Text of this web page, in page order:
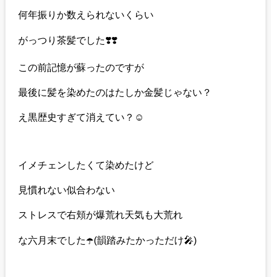
何年振りか数えられないくらい
がっつり茶髪でした❣️❣️
この前記憶が蘇ったのですが
最後に髪を染めたのはたしか金髪じゃない？
え黒歴史すぎて消えてい？☺️
イメチェンしたくて染めたけど
見慣れない似合わない
ストレスで右頬が爆荒れ天気も大荒れ
な六月末でした☂️(韻踏みたかっただけ🎤)